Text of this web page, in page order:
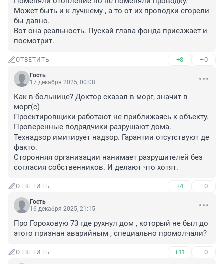
Может быть и к лучшему , а то от их проводки сгорели
бы давно.
Вот она реальность. Пускай глава фонда приезжает и
посмотрит.
ОТВЕТИТЬ +8 –0
Гость
17 декабря 2025, 00:08
Как в больнице? Доктор сказал в морг, значит в
морг(с)
Проектировщики работают не приближаясь к объекту.
Проверенные подрядчики разрушают дома.
Технадзор имитирует надзор. Гарантии отсутствуют де
факто.
Сторонняя организации нанимает разрушителей без
согласия собственников. И делают что хотят.
ОТВЕТИТЬ +4 –0
Гость
16 декабря 2025, 21:15
Про Гороховую 73 где рухнул дом , который не был до
этого признан аварийным , специально промолчали?
ОТВЕТИТЬ +11 –0